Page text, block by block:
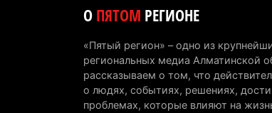
ОПЯТОМ РЕГИОНЕ
«Пятый регион» – одно из
региональных медиа Алматинской
рассказываем о том, что
о людях, событиях, решениях,
проблемах, которые влияют на